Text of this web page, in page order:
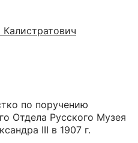
Калистратович
по поручению
Отдела Русского Музея
III в 1907 г.